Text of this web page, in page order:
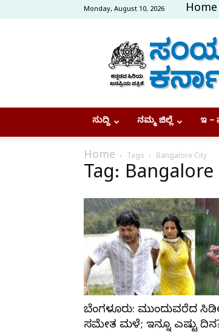
Monday, August 10, 2026 Home
ಸುದ್ದಿ ನಮ್ಮ ಜಿಲ್ಲೆ ಇ –
Home Tags Bangalore City
Tag:
ಬೆಂಗಳೂರು: ಮುಂದುವರೆದ
ಸಮೇತ ಮಳೆ; ಇನ್ನೂ ಎಷ್ಟು